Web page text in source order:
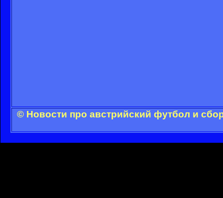
© Новости про австрийский футбол и